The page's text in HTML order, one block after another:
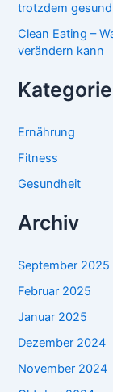
trotzdem gesund
Clean Eating –
verändern kann
Ernährung
Fitness
Gesundheit
Archiv
September 2025
Februar 2025
Januar 2025
Dezember 2024
November 2024